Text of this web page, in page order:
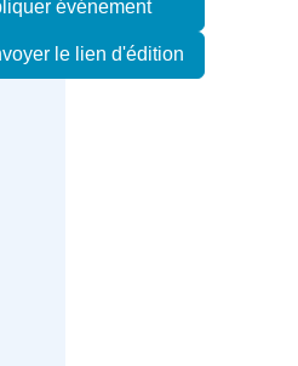
événement
le lien d'édition